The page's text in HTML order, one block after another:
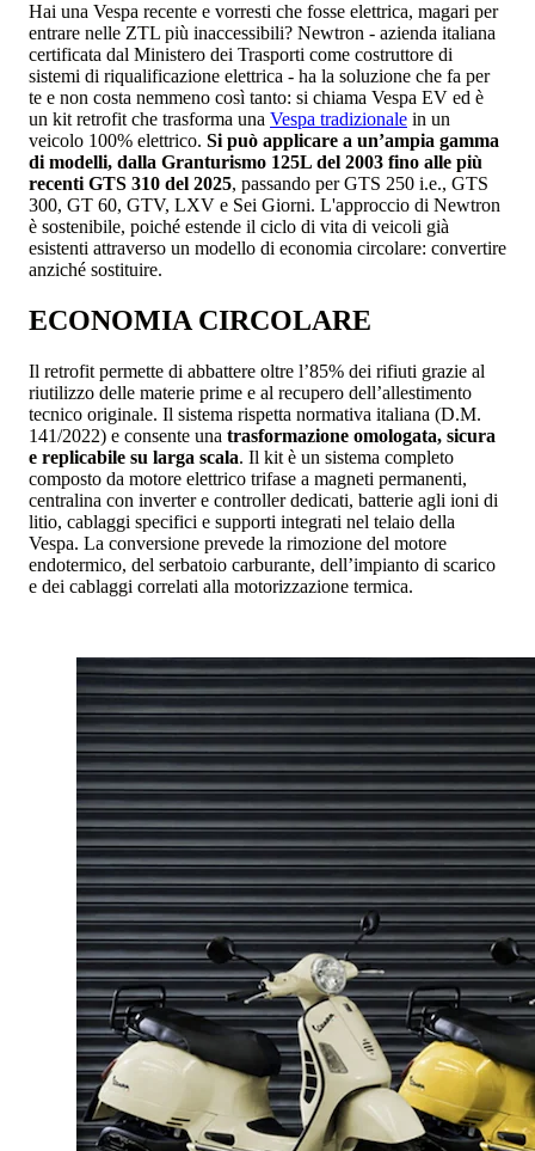
Hai una Vespa recente e vorresti che fosse elettrica, magari per
entrare nelle ZTL più inaccessibili? Newtron - azienda italiana
certificata dal Ministero dei Trasporti come costruttore di
sistemi di riqualificazione elettrica - ha la soluzione che fa per
te e non costa nemmeno così tanto: si chiama Vespa EV ed è
un kit retrofit che trasforma una Vespa tradizionale in un
veicolo 100% elettrico. Si può applicare a un’ampia gamma
di modelli, dalla Granturismo 125L del 2003 fino alle più
recenti GTS 310 del 2025, passando per GTS 250 i.e., GTS
300, GT 60, GTV, LXV e Sei Giorni. L'approccio di Newtron
è sostenibile, poiché estende il ciclo di vita di veicoli già
esistenti attraverso un modello di economia circolare: convertire
anziché sostituire.
ECONOMIA CIRCOLARE
Il retrofit permette di abbattere oltre l’85% dei rifiuti grazie al
riutilizzo delle materie prime e al recupero dell’allestimento
tecnico originale. Il sistema rispetta normativa italiana (D.M.
141/2022) e consente una trasformazione omologata, sicura
e replicabile su larga scala. Il kit è un sistema completo
composto da motore elettrico trifase a magneti permanenti,
centralina con inverter e controller dedicati, batterie agli ioni di
litio, cablaggi specifici e supporti integrati nel telaio della
Vespa. La conversione prevede la rimozione del motore
endotermico, del serbatoio carburante, dell’impianto di scarico
e dei cablaggi correlati alla motorizzazione termica.